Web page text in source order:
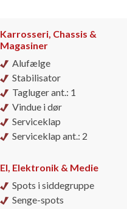
Karrosseri, Chassis &
Magasiner
Alufælge
Stabilisator
Tagluger ant.: 1
Vindue i dør
Serviceklap
Serviceklap ant.: 2
El, Elektronik & Medie
Spots i siddegruppe
Senge-spots